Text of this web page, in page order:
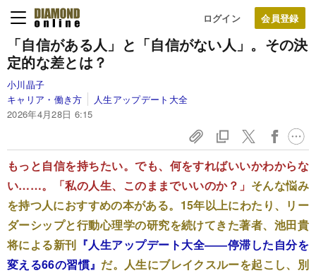
ログイン
「自信がある人」と「自信がない人」。その決
定的な差とは？
小川晶子
キャリア・働き方
人生アップデート大全
2026年4月28日 6:15
もっと自信を持ちたい。でも、何をすればいいかわからな
い……。「私の人生、このままでいいのか？」 そんな悩み
を持つ人におすすめの本がある。15年以上にわたり、リー
ダーシップと行動心理学の研究を続けてきた著者、池田貴
将による新刊 『人生アップデート大全――停滞した自分を
変える66の習慣』 だ。人生にブレイクスルーを起こし、別